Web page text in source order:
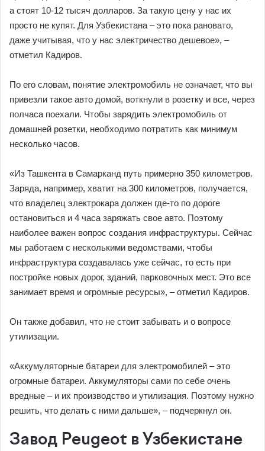
а стоят 10-12 тысяч долларов. За такую цену у нас их
просто не купят. Для Узбекистана – это пока рановато,
даже учитывая, что у нас электричество дешевое», –
отметил Кaдиров.
По его словам, понятие электромобиль не означает, что вы
привезли такое авто домой, воткнули в розетку и все, через
полчаса поехали. Чтобы зарядить электромобиль от
домашней розетки, необходимо потратить как минимум
несколько часов.
«Из Ташкента в Самарканд путь примерно 350 километров.
Заряда, например, хватит на 300 километров, получается,
что владелец электрокара должен где-то по дороге
остановиться и 4 часа заряжать свое авто. Поэтому
наиболее важен вопрос создания инфраструктуры. Сейчас
мы работаем с несколькими ведомствами, чтобы
инфраструктура создавалась уже сейчас, то есть при
постройке новых дорог, зданий, парковочных мест. Это все
занимает время и огромные ресурсы», – отметил Кaдиров.
Он также добавил, что не стоит забывать и о вопросе
утилизации.
«Аккумуляторные батареи для электромобилей – это
огромные батареи. Аккумуляторы сами по себе очень
вредные – и их производство и утилизация. Поэтому нужно
решить, что делать с ними дальше», – подчеркнул он.
Завод Peugeot в Узбекистане